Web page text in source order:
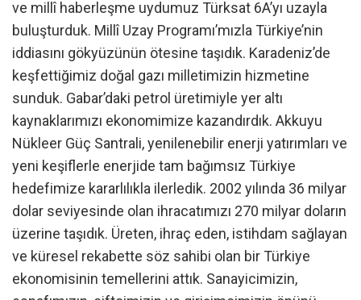
ve millî haberleşme uydumuz Türksat 6A’yı uzayla
buluşturduk. Millî Uzay Programı’mızla Türkiye’nin
iddiasını gökyüzünün ötesine taşıdık. Karadeniz’de
keşfettiğimiz doğal gazı milletimizin hizmetine
sunduk. Gabar’daki petrol üretimiyle yer altı
kaynaklarımızı ekonomimize kazandırdık. Akkuyu
Nükleer Güç Santrali, yenilenebilir enerji yatırımları ve
yeni keşiflerle enerjide tam bağımsız Türkiye
hedefimize kararlılıkla ilerledik. 2002 yılında 36 milyar
dolar seviyesinde olan ihracatımızı 270 milyar doların
üzerine taşıdık. Üreten, ihraç eden, istihdam sağlayan
ve küresel rekabette söz sahibi olan bir Türkiye
ekonomisinin temellerini attık. Sanayicimizin,